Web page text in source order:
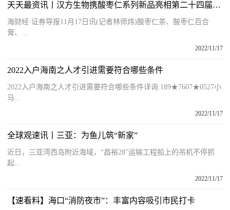
天天最资讯丨汉方生物携酸枣仁系列新品亮相第二十四届高交会
海财经·证券导报11月17日讯(记者林师炜)酸枣仁茶、酸枣仁百合
膏、...
2022/11/17
2022入户海南之人才引进需要符合哪些条件
2022入户海南之人才引进需要符合哪些条件详询:189★7607★0527小
马...
2022/11/17
全球观速讯丨三亚：为鱼儿筑“新家”
近日，三亚湾西岛附近海域，“昌裕28”运输工程船上的吊机不停抓
起...
2022/11/17
【速看料】海口“消防夜市”：丰富内容吸引市民打卡